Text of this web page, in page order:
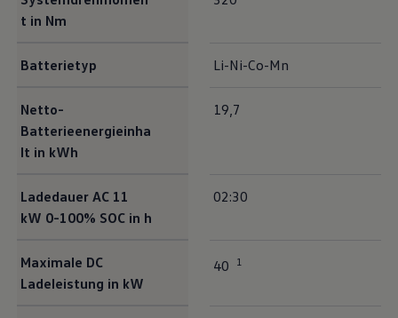
t in Nm
Batterietyp Li-Ni-Co-Mn
Netto-
Batterieenergieinha
lt in kWh
19,7
Ladedauer AC 11
kW 0-100% SOC in h
02:30
Maximale DC
Ladeleistung in kW
40 1